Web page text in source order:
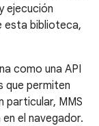
ejecución
esta biblioteca,
como una API
que permiten
particular, MMS
el navegador.